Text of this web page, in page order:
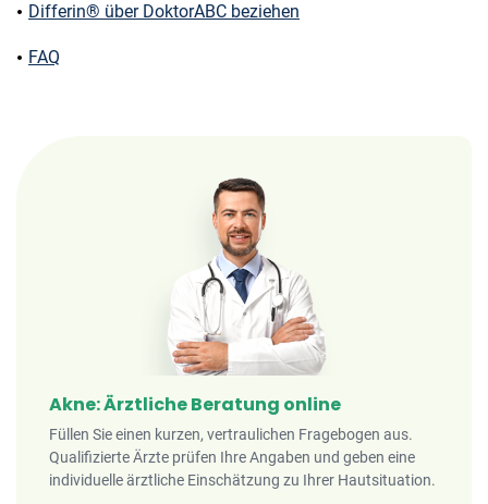
Differin® über DoktorABC beziehen
FAQ
Akne: Ärztliche Beratung online
Füllen Sie einen kurzen, vertraulichen Fragebogen aus.
Qualifizierte Ärzte prüfen Ihre Angaben und geben eine
individuelle ärztliche Einschätzung zu Ihrer Hautsituation.